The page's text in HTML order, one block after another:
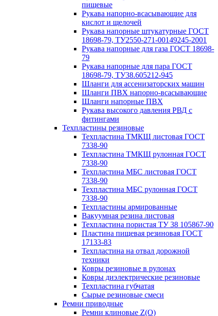
пищевые
Рукава напорно-всасывающие для
кислот и щелочей
Рукава напорные штукатурные ГОСТ
18698-79, ТУ2550-271-00149245-2001
Рукава напорные для газа ГОСТ 18698-
79
Рукава напорные для пара ГОСТ
18698-79, ТУ38.605212-945
Шланги для ассенизаторских машин
Шланги ПВХ напорно-всасывающие
Шланги напорные ПВХ
Рукава высокого давления РВД с
фитингами
Техпластины резиновые
Техпластина ТМКЩ листовая ГОСТ
7338-90
Техпластина ТМКЩ рулонная ГОСТ
7338-90
Техпластина МБС листовая ГОСТ
7338-90
Техпластина МБС рулонная ГОСТ
7338-90
Техпластины армированные
Вакуумная резина листовая
Техпластина пористая ТУ 38 105867-90
Пластина пищевая резиновая ГОСТ
17133-83
Техпластина на отвал дорожной
техники
Ковры резиновые в рулонах
Ковры диэлектрические резиновые
Техпластина губчатая
Сырые резиновые смеси
Ремни приводные
Ремни клиновые Z(О)